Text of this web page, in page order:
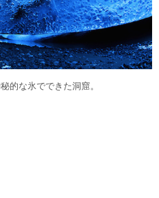
的な氷でできた洞窟。